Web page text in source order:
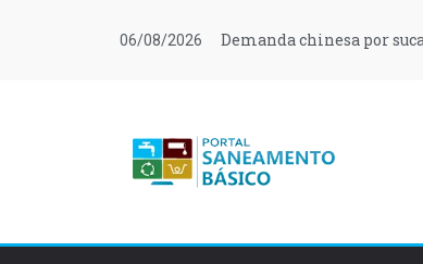
06/08/2026 Demanda chinesa por